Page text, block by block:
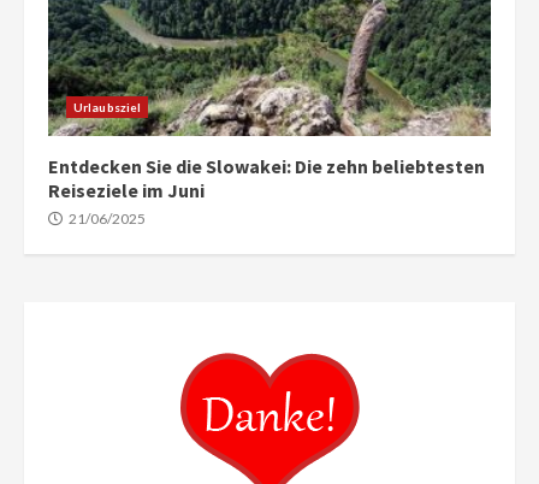
Urlaubsziel
Entdecken Sie die Slowakei: Die zehn beliebtesten
Reiseziele im Juni
21/06/2025